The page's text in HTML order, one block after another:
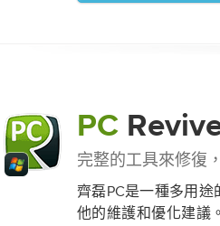
PC
完整的工具來修復
齊磊PC是一種多用
他的維護和優化建議